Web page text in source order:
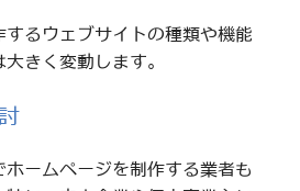
するウェブサイトの種類や機能
きく変動します。
ームページを制作する業者も